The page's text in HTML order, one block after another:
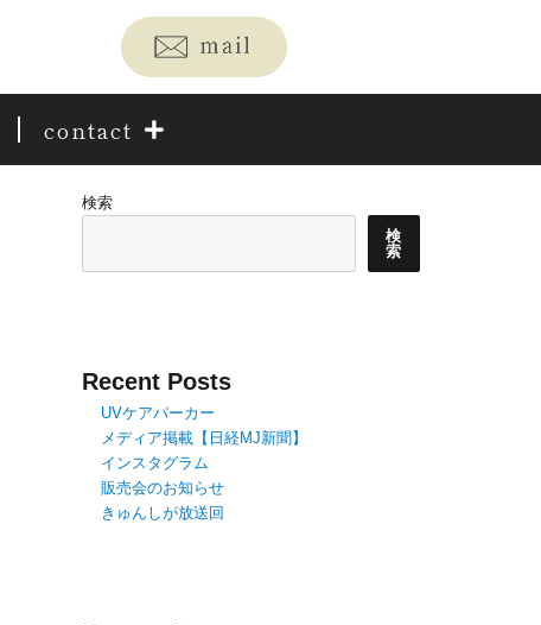
contact
検索
検
索
Recent Posts
UVケアパーカー
メディア掲載【日経MJ新聞】
インスタグラム
販売会のお知らせ
きゅんしが放送回